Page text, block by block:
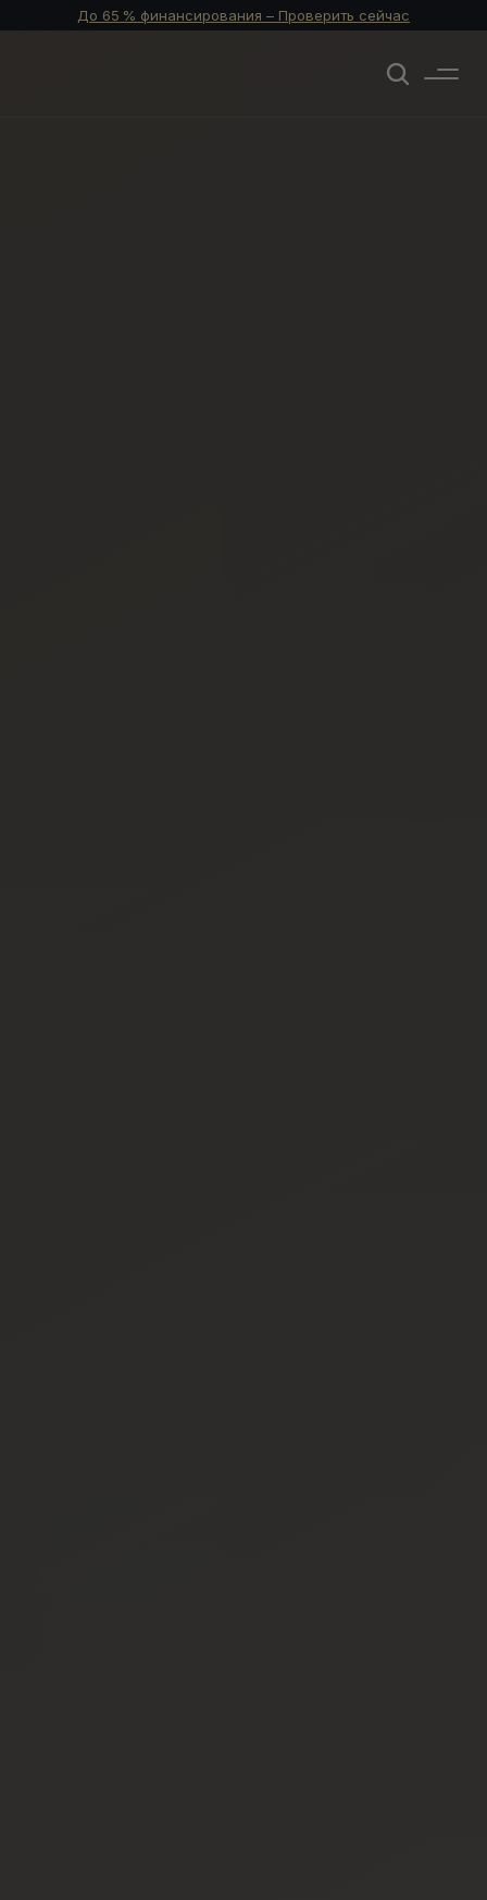
До 65 % финансирования – Проверить сейчас